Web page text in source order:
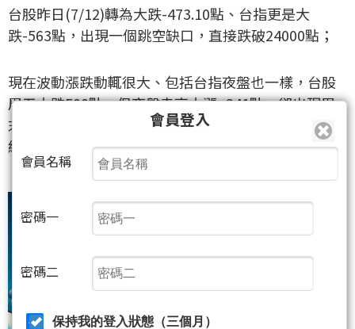
台股昨日(7/12)轉為大跌-473.10點、台指更是大
跌-563點，出現一個跳空缺口，直接跌破24000點；
現在波動漲跌動輒很大、包括台指夜盤也一樣，台股
周五大跌500點，但夜盤走高大漲+241點，卻出現周
末假日川普競選傳出中槍事件…國際市場現在算是短
線看法最分歧的時候！
會員登入
會員名稱
密碼一
密碼二
保持我的登入狀態（三個月）